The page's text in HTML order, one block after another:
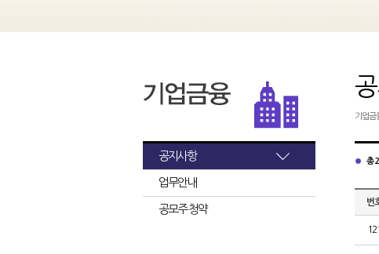
공지사항
업무안내
공모주 청약
기업금
총
번
121